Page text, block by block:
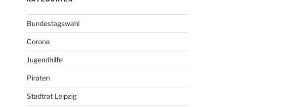
Bundestagswahl
Corona
Jugendhilfe
Piraten
Stadtrat Leipzig